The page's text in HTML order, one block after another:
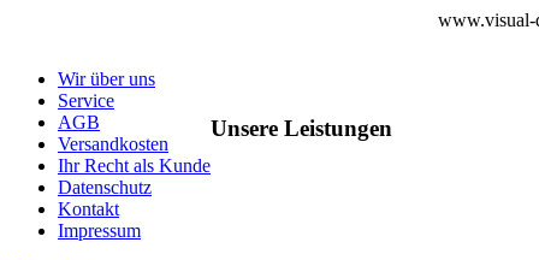
www.visual-
Wir über uns
Service
AGB
Versandkosten
Ihr Recht als Kunde
Datenschutz
Kontakt
Impressum
Unsere Leistungen